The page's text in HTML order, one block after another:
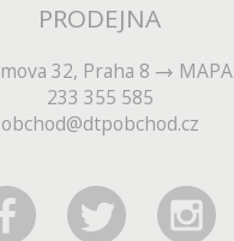
PRODEJNA
32, Praha 8
MAPA
233 355 585
obchod@dtpobchod.cz